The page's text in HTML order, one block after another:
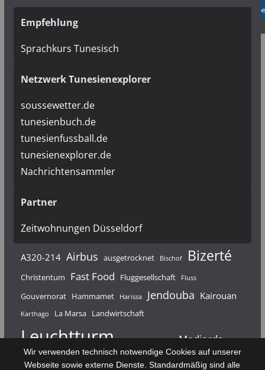
✓ Erlauben
Empfehlung
Sprachkurs Tunesisch
Netzwerk Tunesienexplorer
soussewetter.de
tunesienbuch.de
tunesienfussball.de
tunesienexplorer.de
Nachrichtensammler
Partner
Zeitwohnungen Düsseldorf
A320-214 Airbus ausgetrocknet Bischof Bizerté
Christentum Fast Food Fluggesellschaft Fluss
Gouvernorat Hammamet Harissa Jendouba Kairouan
Karthago La Marsa Landwirtschaft
Leuchtturm Mahdia Majerda Medjerda
Monastir Médenine Nabeul Nouvelair Punier
Wir verwenden technisch notwendige Cookies auf unserer
Webseite sowie externe Dienste. Standardmäßig sind alle